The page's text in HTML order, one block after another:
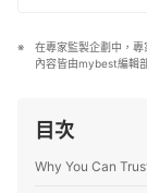
縣
在專家監製企劃中，
內容皆由mybest編輯
目次
Why You Can